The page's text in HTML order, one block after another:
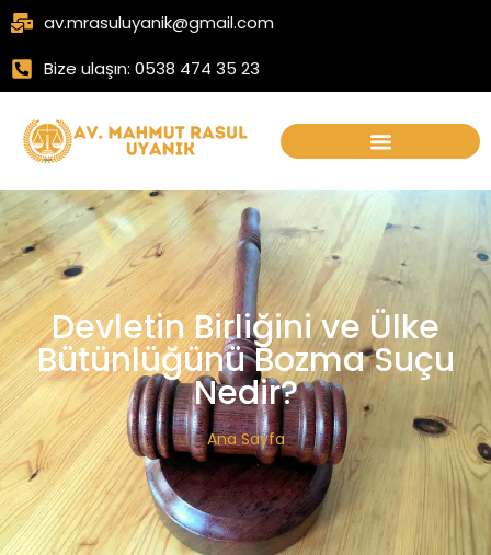
av.mrasuluyanik@gmail.com
Bize ulaşın: 0538 474 35 23
Devletin Birliğini ve Ülke
Bütünlüğünü Bozma Suçu
Nedir?
Ana Sayfa